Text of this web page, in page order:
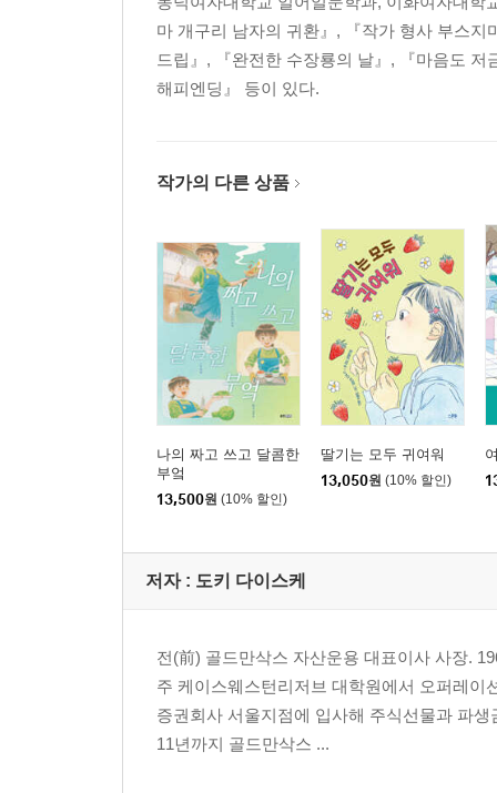
Part2. 최고의 성과를 창출하는 절대적 대화법
제4장. 1분 대화법과 10초 대화법의 위력
1분 안에 사로잡아 10초 만에 결정하게 하라│대
1분 대화법의 3단계 활용법│1단계 열 개의 소재
바꾸는 트레이닝│1분 대화법 트레이닝으로 화젯
에피소드4 베테랑 영업맨도 세 가지 포인트에 마
Part3. 훌륭한 부하와 팀을 만드는 매니저의 리더십
제6장. 조직의 효율을 높이는 팀 빌딩 노하우
프로를 다루는 프로의 리더십│팀워크를 키워야
제7장. 탁월한 리더가 갖춰야 할 대화의 기술
파악할 수 있는 질문법│가능성을 낮추지 말고 고
에피소드5 네 영어는 뉴욕에서 안 통해!
마 개구리 남자의 귀환』, 『작가 형사 부스
드립』, 『완전한 수장룡의 날』, 『마음도
해피엔딩』 등이 있다.
작가의 다른 상품
나의 짜고 쓰고 달콤한
부엌
13,500원 (10% 할인)
딸기는 모두 귀여워
13,050원 (10% 할인)
저자 : 도키 다이스케
전(前) 골드만삭스 자산운용 대표이사 사장.
주 케이스웨스턴리저브 대학원에서 오퍼레이
증권회사 서울지점에 입사해 주식선물과 파
11년까지 골드만삭스 ...